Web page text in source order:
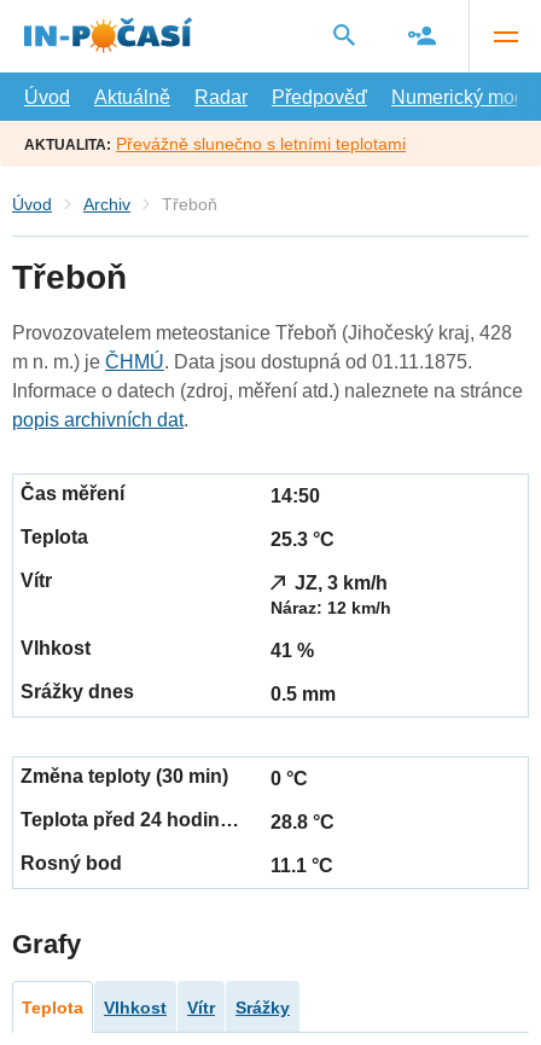
hlavní
Úvod
Aktuálně Radar Předpověď Numerický model
AKTUALITA: Převážně slunečno s letními teplotami
Úvod Archiv Třeboň
Třeboň
Provozovatelem meteostanice Třeboň (Jihočeský kraj, 428
m n. m.) je ČHMÚ. Data jsou dostupná od 01.11.1875.
Informace o datech (zdroj, měření atd.) naleznete na stránce
popis archivních dat.
14:50
25.3 °C
JZ, 3 km/h
Náraz: 12 km/h
41 %
0.5 mm
0 °C
28.8 °C
11.1 °C
Grafy
Teplota Vlhkost Vítr Srážky